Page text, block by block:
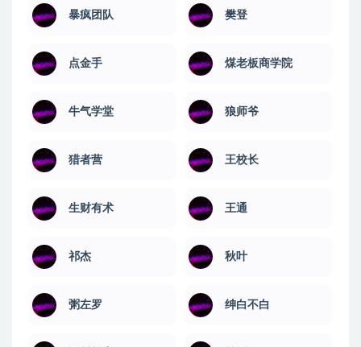
暴疯团队 樊登
点金手 煤老板商学院
牛气学堂 狼师爷
猎者营 王校长
生财有术 王通
祁杰 秋叶
粥左罗 绅白不白